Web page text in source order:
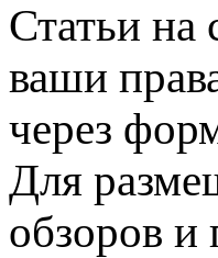
Статьи на
ваши
через
Для
обзоров и